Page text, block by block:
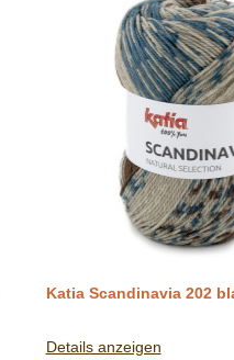
Katia Scandinavia 202
Details anzeigen